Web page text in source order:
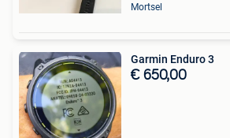
Mortsel
Garmin Enduro 3
€ 650,00